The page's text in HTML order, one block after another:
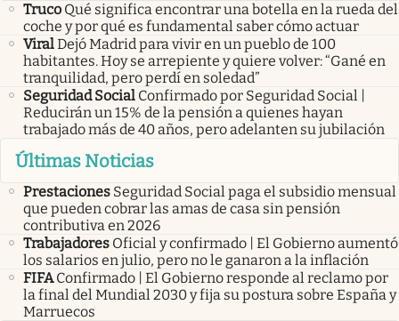
Truco Qué significa encontrar una botella en la rueda del
coche y por qué es fundamental saber cómo actuar
ViralDejó Madrid para vivir en un pueblo de 100
habitantes. Hoy se arrepiente y quiere volver: “Gané en
tranquilidad, pero perdí en soledad”
Seguridad Social Confirmado por Seguridad Social |
Reducirán un 15% de la pensión a quienes hayan
trabajado más de 40 años, pero adelanten su jubilación
Últimas Noticias
Prestaciones Seguridad Social paga el subsidio mensual
que pueden cobrar las amas de casa sin pensión
contributiva en 2026
Trabajadores Oficial y confirmado | El Gobierno aumentó
los salarios en julio, pero no le ganaron a la inflación
FIFA Confirmado | El Gobierno responde al reclamo por
la final del Mundial 2030 y fija su postura sobre España y
Marruecos